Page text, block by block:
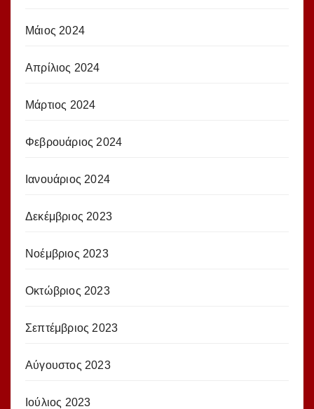
Μάιος 2024
Απρίλιος 2024
Μάρτιος 2024
Φεβρουάριος 2024
Ιανουάριος 2024
Δεκέμβριος 2023
Νοέμβριος 2023
Οκτώβριος 2023
Σεπτέμβριος 2023
Αύγουστος 2023
Ιούλιος 2023